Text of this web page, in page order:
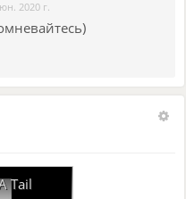
2020 г.
Tail